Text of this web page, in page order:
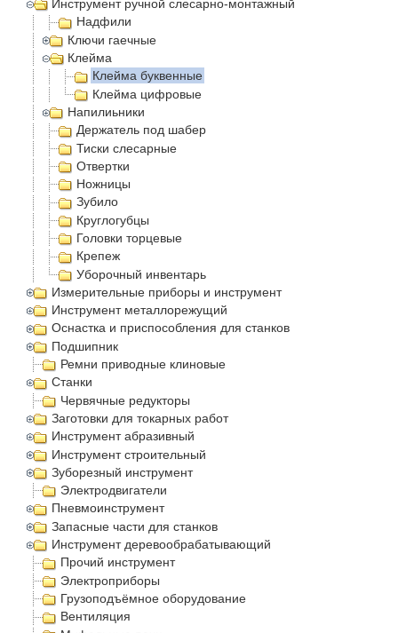
Инструмент ручной слесарно-монтажный
Надфили
Ключи гаечные
Клейма
Клейма буквенные
Клейма цифровые
Напилиьники
Держатель под шабер
Тиски слесарные
Отвертки
Ножницы
Зубило
Круглогубцы
Головки торцевые
Крепеж
Уборочный инвентарь
Измерительные приборы и инструмент
Инструмент металлорежущий
Оснастка и приспособления для станков
Подшипник
Ремни приводные клиновые
Станки
Червячные редукторы
Заготовки для токарных работ
Инструмент абразивный
Инструмент строительный
Зуборезный инструмент
Электродвигатели
Пневмоинструмент
Запасные части для станков
Инструмент деревообрабатывающий
Прочий инструмент
Электроприборы
Грузоподъёмное оборудование
Вентиляция